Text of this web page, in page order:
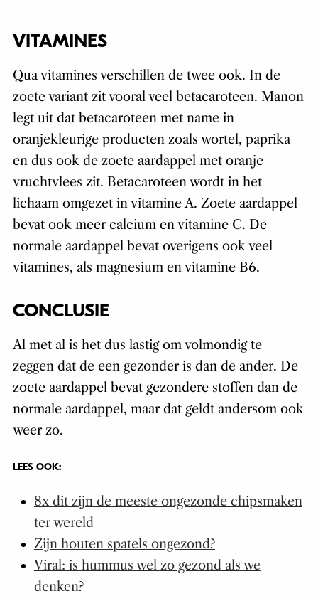
VITAMINES
Qua vitamines verschillen de twee ook. In de
zoete variant zit vooral veel betacaroteen. Manon
legt uit dat betacaroteen met name in
oranjekleurige producten zoals wortel, paprika
en dus ook de zoete aardappel met oranje
vruchtvlees zit. Betacaroteen wordt in het
lichaam omgezet in vitamine A. Zoete aardappel
bevat ook meer calcium en vitamine C. De
normale aardappel bevat overigens ook veel
vitamines, als magnesium en vitamine B6.
CONCLUSIE
Al met al is het dus lastig om volmondig te
zeggen dat de een gezonder is dan de ander. De
zoete aardappel bevat gezondere stoffen dan de
normale aardappel, maar dat geldt andersom ook
weer zo.
LEES OOK:
8x dit zijn de meeste ongezonde chipsmaken
ter wereld
Zijn houten spatels ongezond?
Viral: is hummus wel zo gezond als we
denken?